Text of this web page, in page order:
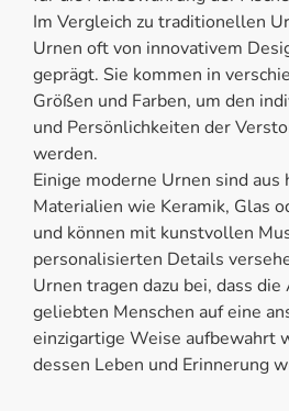
Im Vergleich zu traditionellen
Urnen oft von innovativem
geprägt. Sie kommen in
Größen und Farben, um den
und Persönlichkeiten der
werden.
Einige moderne Urnen sind aus
Materialien wie Keramik, Glas
und können mit kunstvollen
personalisierten Details
Urnen tragen dazu bei, dass die
geliebten Menschen auf eine
einzigartige Weise aufbewahrt
dessen Leben und Erinnerung